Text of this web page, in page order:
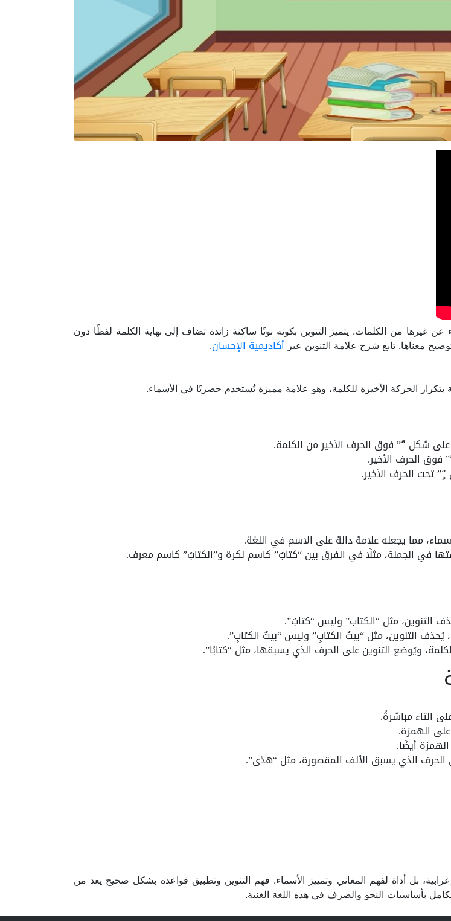
عن غيرها من الكلمات. يتميز التنوين بكونه نونًا ساكنة زائدة تضاف إلى نهاية الكلمة لفظًا دون
معناها. تابع شرح علامة التنوين عبر أكاديمية الإحسان.
الحركة الأخيرة للكلمة، وهو علامة مميزة تُستخدم حصريًا في الأسماء.
شكل “ً” فوق الحرف الأخير من الكلمة.
الحرف الأخير.
تحت الحرف الأخير.
مما يجعله علامة دالة على الاسم في اللغة.
في الجملة، مثلًا في الفرق بين “كتابٌ” كاسم نكرة و”الكتابُ” كاسم معرف.
التنوين، مثل “الكتاب” وليس “كتابٌ”.
التنوين، مثل “بيتُ الكتابِ” وليس “بيتٌ الكتابِ”.
ويُوضع التنوين على الحرف الذي يسبقها، مثل “كتابًا”.
التاء مباشرةً.
الهمزة.
أيضًا.
الحرف الذي يسبق الألف المقصورة، مثل “هدًى”.
بل أداة لفهم المعاني وتمييز الأسماء. فهم التنوين وتطبيق قواعده بشكل صحيح يعد من
بأساسيات النحو والصرف في هذه اللغة الغنية.